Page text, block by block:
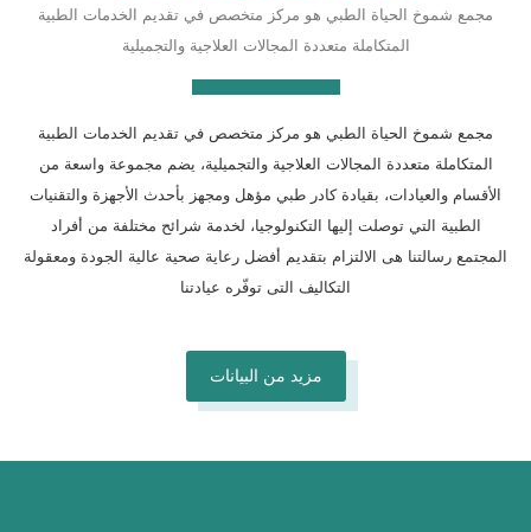
مجمع شموخ الحياة الطبي هو مركز متخصص في تقديم الخدمات الطبية
المتكاملة متعددة المجالات العلاجية والتجميلية
مجمع شموخ الحياة الطبي هو مركز متخصص في تقديم الخدمات الطبية
المتكاملة متعددة المجالات العلاجية والتجميلية، يضم مجموعة واسعة من
الأقسام والعيادات، بقيادة كادر طبي مؤهل ومجهز بأحدث الأجهزة والتقنيات
الطبية التي توصلت إليها التكنولوجيا، لخدمة شرائح مختلفة من أفراد
المجتمع رسالتنا هى الالتزام بتقديم أفضل رعاية صحية عالية الجودة ومعقولة
التكاليف التى توفّره عيادتنا
مزيد من البيانات